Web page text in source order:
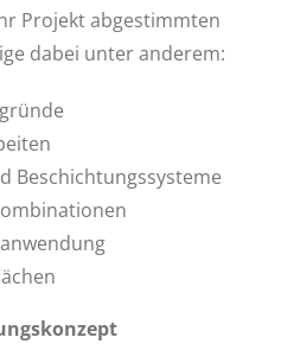
Projekt abgestimmten
dabei unter anderem:
Beschichtungssysteme